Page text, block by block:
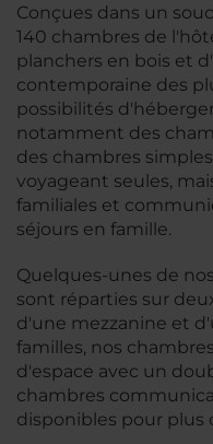
Conçues dans un
140 chambres de
planchers en bois et
contemporaine des
possibilités
notamment des
des chambres
voyageant seules,
familiales et
séjours en famille.
Quelques-unes de
sont réparties sur
d'une mezzanine et
familles, nos
d'espace avec un
chambres
disponibles pour plus